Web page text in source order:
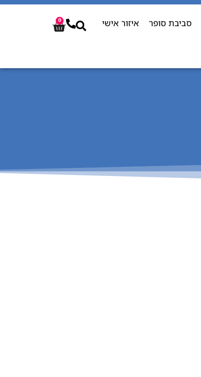
סביבת סופר איזור אישי 0